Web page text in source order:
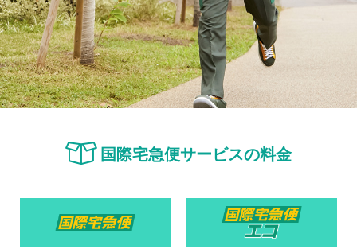
国際宅急便サービスの料金